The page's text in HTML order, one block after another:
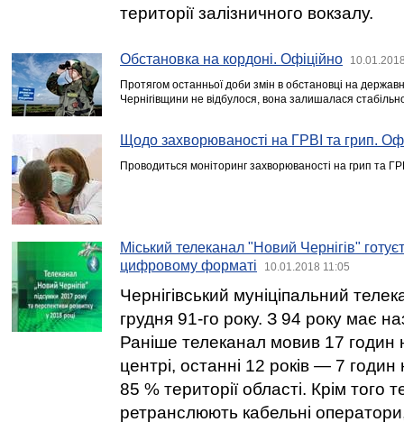
території залізничного вокзалу.
Обстановка на кордоні. Офіційно
Протягом останньої доби змін в обстановці на
Чернігівщини не відбулося, вона залишалася
Щодо захворюваності на ГРВІ та грип.
Проводиться моніторинг захворюваності на грип та
Міський телеканал "Новий Чернігів"
цифровому форматі
10.01.2018 11:05
Чернігівський муніціпальний
грудня 91-го року. З 94 року має
Раніше телеканал мовив 17
центрі, останні 12 років — 7 годин
85 % території області. Крім того
ретранслюють кабельні